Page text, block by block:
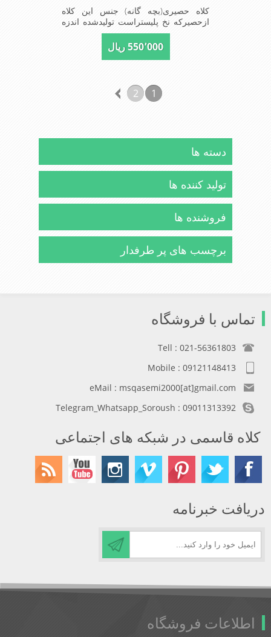
کلاه حصیری(بچه گانه) جنس این کلاه
ازحصیرکه نخ پلیستراست تولیدشده اندزه
کلاه مخصوص دختربچه های شیک پوش
است سبک ودارای لبه های بلند برای جلو
550٬000 ریال
1
2
دسته ها
تولید کننده ها
فروشنده ها
برچسب های پر طرفدار
تماس با فروشگاه
Tell : 021-56361803
Mobile : 09121148413
eMail : msqasemi2000[at]gmail.com
Telegram_Whatsapp_Soroush : 09011313392
کلاه قاسمی در شبکه های اجتماعی
دریافت خبرنامه
اطلاعات فروشگاه